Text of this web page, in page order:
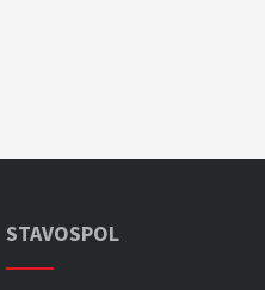
STAVOSPOL